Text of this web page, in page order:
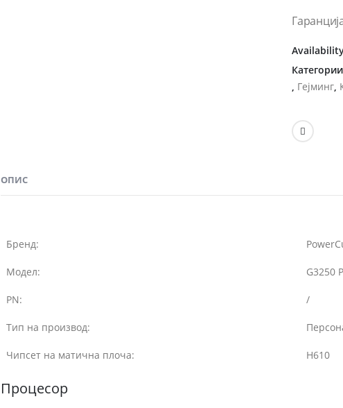
, Гејминг,
ОПИС
Бренд:
Модел: G3250
PN: /
Тип на производ:
Чипсет на матична плоча: H610
Процесор